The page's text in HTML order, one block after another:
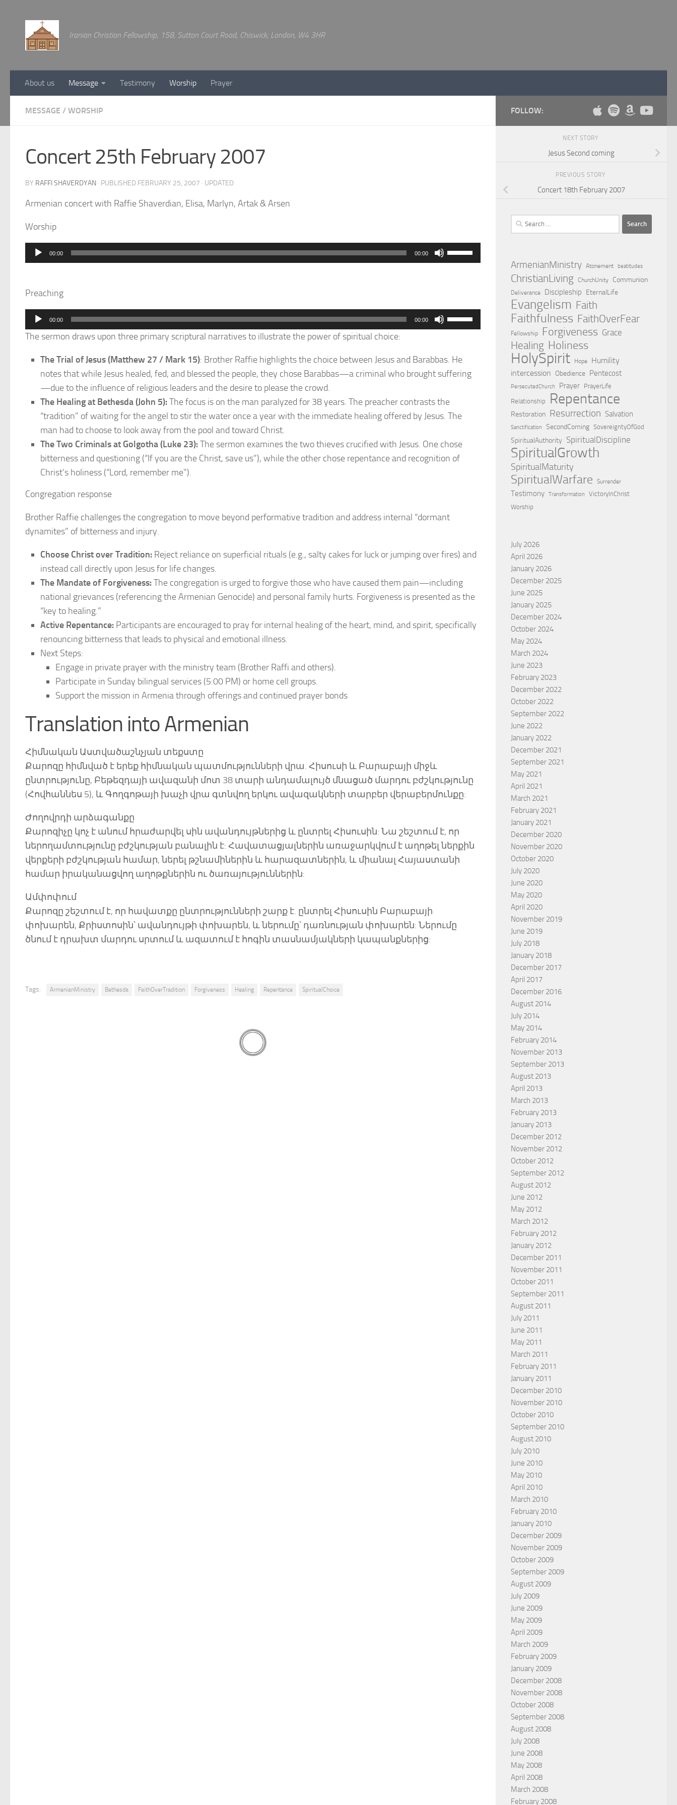
Iranian Christian Fellowship, 158, Sutton Court Road, Chiswick, London, W4 3HR
About us Message Testimony Worship Prayer
MESSAGE / WORSHIP
Concert 25th February 2007
BY RAFFI SHAVERDYAN · PUBLISHED FEBRUARY 25, 2007 · UPDATED
Armenian concert with Raffie Shaverdian, Elisa, Marlyn, Artak & Arsen
Worship
Audio
Player
00:00 00:00
Use
Up/Down
increase
volume.
Preaching
Audio
Player
00:00 00:00
Use
Up/Down
keys
to
or
decrease
The sermon draws upon three primary scriptural narratives to illustrate the power of spiritual choice:
The Trial of Jesus (Matthew 27 / Mark 15): Brother Raffie highlights the choice between Jesus and Barabbas. He
notes that while Jesus healed, fed, and blessed the people, they chose Barabbas—a criminal who brought suffering
—due to the influence of religious leaders and the desire to please the crowd.
The Healing at Bethesda (John 5):The focus is on the man paralyzed for 38 years. The preacher contrasts the
“tradition” of waiting for the angel to stir the water once a year with the immediate healing offered by Jesus. The
man had to choose to look away from the pool and toward Christ.
The Two Criminals at Golgotha (Luke 23):The sermon examines the two thieves crucified with Jesus. One chose
bitterness and questioning (“If you are the Christ, save us”), while the other chose repentance and recognition of
Christ’s holiness (“Lord, remember me”).
Congregation response
Brother Raffie challenges the congregation to move beyond performative tradition and address internal “dormant
dynamites” of bitterness and injury.
Choose Christ over Tradition: Reject reliance on superficial rituals (e.g., salty cakes for luck or jumping over fires) and
instead call directly upon Jesus for life changes.
The Mandate of Forgiveness:The congregation is urged to forgive those who have caused them pain—including
national grievances (referencing the Armenian Genocide) and personal family hurts. Forgiveness is presented as the
“key to healing.”
Active Repentance: Participants are encouraged to pray for internal healing of the heart, mind, and spirit, specifically
renouncing bitterness that leads to physical and emotional illness.
Next Steps:
Engage in private prayer with the ministry team (Brother Raffi and others).
Participate in Sunday bilingual services (5:00 PM) or home cell groups.
Support the mission in Armenia through offerings and continued prayer bonds
Translation into Armenian
Հիմնական Աստվածաշնչյան տեքստը
Քարոզը հիմնված է երեք հիմնական պատմությունների վրա. Հիսուսի և Բարաբայի միջև
ընտրությունը, Բեթեզդայի ավազանի մոտ 38 տարի անդամալույծ մնացած մարդու բժշկությունը
(Հովհաննես 5), և Գողգոթայի խաչի վրա գտնվող երկու ավազակների տարբեր վերաբերմունքը:
Ժողովրդի արձագանքը
Քարոզիչը կոչ է անում հրաժարվել սին ավանդույթներից և ընտրել Հիսուսին: Նա շեշտում է, որ
ներողամտությունը բժշկության բանալին է: Հավատացյալներին առաջարկվում է աղոթել ներքին
վերքերի բժշկության համար, ներել թշնամիներին և հարազատներին, և միանալ Հայաստանի
համար իրականացվող աղոթքներին ու ծառայություններին:
Ամփոփում
Քարոզը շեշտում է, որ հավատքը ընտրությունների շարք է. ընտրել Հիսուսին Բարաբայի
փոխարեն, Քրիստոսին՝ ավանդույթի փոխարեն, և ներումը՝ դառնության փոխարեն: Ներումը
ծնում է դրախտ մարդու սրտում և ազատում է հոգին տասնամյակների կապանքներից:
Tags: ArmenianMinistry Bethesda FaithOverTradition Forgiveness Healing Repentance SpiritualChoice
FOLLOW:
NEXT STORY
Jesus Second coming
PREVIOUS STORY
Concert 18th February 2007
Search
for:
ArmenianMinistry Atonement beatitudes
ChristianLiving ChurchUnity Communion
Deliverance Discipleship EternalLife
Evangelism Faith
Faithfulness FaithOverFear
Fellowship Forgiveness Grace
Healing Holiness
HolySpirit Hope
Humility
intercession Obedience Pentecost
PersecutedChurch Prayer PrayerLife
Relationship
Repentance
Restoration Resurrection Salvation
Sanctification SecondComing SovereigntyOfGod
SpiritualAuthority SpiritualDiscipline
SpiritualGrowth
SpiritualMaturity
SpiritualWarfare Surrender
Testimony Transformation
VictoryInChrist
Worship
July 2026
April 2026
January 2026
December 2025
June 2025
January 2025
December 2024
October 2024
May 2024
March 2024
June 2023
February 2023
December 2022
October 2022
September 2022
June 2022
January 2022
December 2021
September 2021
May 2021
April 2021
March 2021
February 2021
January 2021
December 2020
November 2020
October 2020
July 2020
June 2020
May 2020
April 2020
November 2019
June 2019
July 2018
January 2018
December 2017
April 2017
December 2016
August 2014
July 2014
May 2014
February 2014
November 2013
September 2013
August 2013
April 2013
March 2013
February 2013
January 2013
December 2012
November 2012
October 2012
September 2012
August 2012
June 2012
May 2012
March 2012
February 2012
January 2012
December 2011
November 2011
October 2011
September 2011
August 2011
July 2011
June 2011
May 2011
March 2011
February 2011
January 2011
December 2010
November 2010
October 2010
September 2010
August 2010
July 2010
June 2010
May 2010
April 2010
March 2010
February 2010
January 2010
December 2009
November 2009
October 2009
September 2009
August 2009
July 2009
June 2009
May 2009
April 2009
March 2009
February 2009
January 2009
December 2008
November 2008
October 2008
September 2008
August 2008
July 2008
June 2008
May 2008
April 2008
March 2008
February 2008